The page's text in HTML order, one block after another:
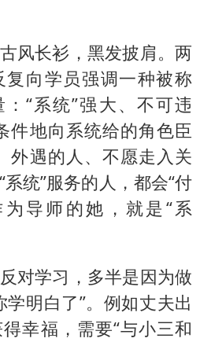
风长衫，黑发披肩。两
复向学员强调一种被称
：“系统”强大、不可违
件地向系统给的角色臣
外遇的人、不愿走入关
统”服务的人，都会“付
导师的她，就是“系
对学习，多半是因为做
学明白了”。例如丈夫出
幸福，需要“与小三和